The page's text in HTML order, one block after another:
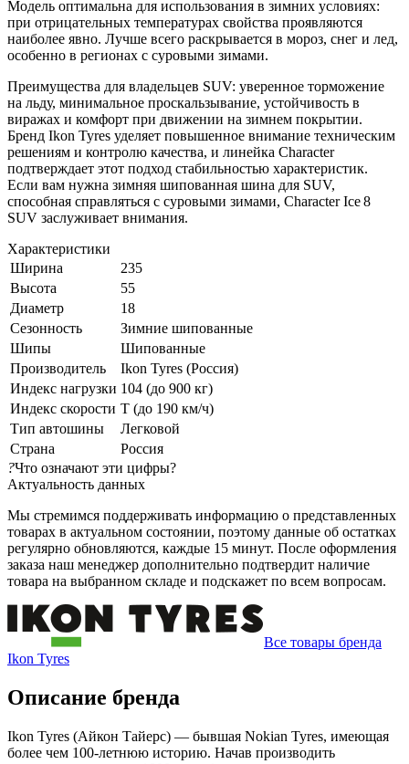
Модель оптимальна для использования в зимних условиях:
при отрицательных температурах свойства проявляются
наиболее явно. Лучше всего раскрывается в мороз, снег и лед,
особенно в регионах с суровыми зимами.
Преимущества для владельцев SUV: уверенное торможение
на льду, минимальное проскальзывание, устойчивость в
виражах и комфорт при движении на зимнем покрытии.
Бренд Ikon Tyres уделяет повышенное внимание техническим
решениям и контролю качества, и линейка Character
подтверждает этот подход стабильностью характеристик.
Если вам нужна зимняя шипованная шина для SUV,
способная справляться с суровыми зимами, Character Ice 8
SUV заслуживает внимания.
Характеристики
Ширина
235
Высота
55
Диаметр
18
Сезонность
Зимние шипованные
Шипы
Шипованные
Производитель
Ikon Tyres (Россия)
Индекс нагрузки 104 (до 900 кг)
Индекс скорости T (до 190 км/ч)
Тип автошины
Легковой
Страна
Россия
?Что означают эти цифры?
Актуальность данных
Мы стремимся поддерживать информацию о представленных
товарах в актуальном состоянии, поэтому данные об остатках
регулярно обновляются, каждые 15 минут. После оформления
заказа наш менеджер дополнительно подтвердит наличие
товара на выбранном складе и подскажет по всем вопросам.
Все товары бренда
Ikon Tyres
Описание бренда
Ikon Tyres (Айкон Тайерс) — бывшая Nokian Tyres, имеющая
более чем 100-летнюю историю. Начав производить